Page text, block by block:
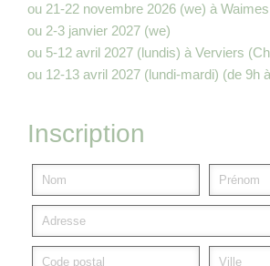
ou 21-22 novembre 2026 (we) à
ou 2-3 janvier 2027 (we)
ou 5-12 avril 2027 (lundis) à Verviers
ou 12-13 avril 2027 (lundi-mardi) (de 9h
Inscription